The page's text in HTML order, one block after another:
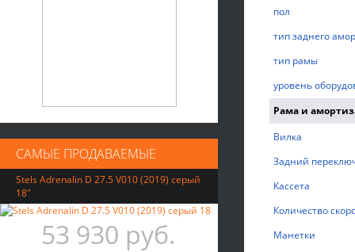
САМЫЕ ПРОДАВАЕМЫЕ
Stels Adrenalin D 27.5 V010 (2019) серый
18"
53 930 руб.
пол
тип заднего
тип рамы
уровень
Рама и
Вилка
Задний
Кассета
Количество
Манетки